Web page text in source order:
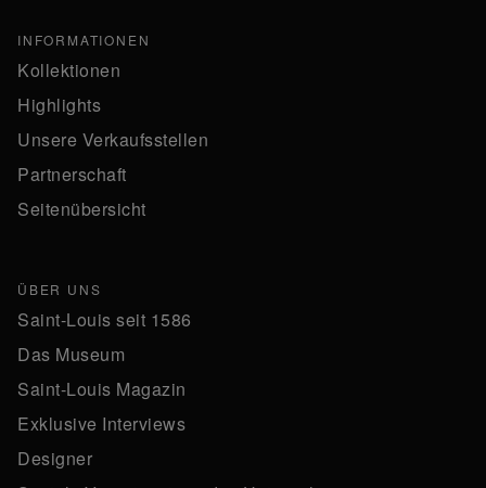
INFORMATIONEN
Kollektionen
Highlights
Unsere Verkaufsstellen
Partnerschaft
Seitenübersicht
ÜBER UNS
Saint-Louis seit 1586
Das Museum
Saint-Louis Magazin
Exklusive Interviews
Designer